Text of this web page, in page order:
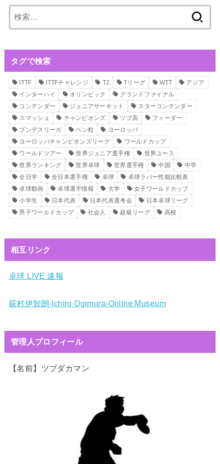
索:
タグで検索
ITTF ITTFチャレンジ T2 Tリーグ WTT
アジア
インターハイ
オリンピック
グランドファイナル
コンテンダー
ジュニアサーキット
スターコンテンダー
スマッシュ
チャンピオンズ ツブ高
フィーダー
ブンデスリーガ
ペン粒
ヨーロッパ
ヨーロッパチャンピオンズリーグ
ワールドカップ
ワールドツアー
世界ジュニア選手権
世界ユース
世界ランキング
世界卓球 世界選手権 中国
中学
全日学
全日本選手権 卓球
卓球ラバー性能比較表
卓球動画
卓球選手情報 大学
女子ワールドカップ
小学生
日本代表 日本代表選考会
日本卓球リーグ
男子ワールドカップ
社会人 超級リーグ 高校
相互リンク
卓球 LIVE 速報
荻村伊智朗-Ichiro Ogimura-Online Museum
管理人プロフィール
【名前】ツブダカマン